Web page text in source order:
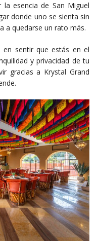
esencia de San Miguel
donde uno se sienta sin
a quedarse un rato más.
sentir que estás en el
y privacidad de tu
gracias a Krystal Grand